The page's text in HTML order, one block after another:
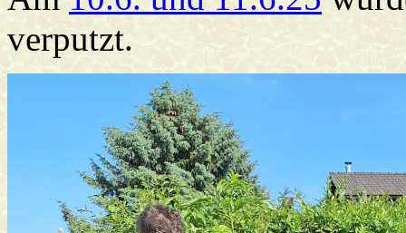
verputzt.